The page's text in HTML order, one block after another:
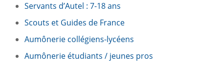
Servants d’Autel : 7-18 ans
Scouts et Guides de France
Aumônerie collégiens-lycéens
Aumônerie étudiants / jeunes pros